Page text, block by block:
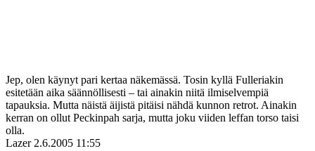
Jep, olen käynyt pari kertaa näkemässä. Tosin kyllä Fulleriakin
esitetään aika säännöllisesti – tai ainakin niitä ilmiselvempiä
tapauksia. Mutta näistä äijistä pitäisi nähdä kunnon retrot. Ainakin
kerran on ollut Peckinpah sarja, mutta joku viiden leffan torso taisi
olla.
Lazer 2.6.2005 11:55